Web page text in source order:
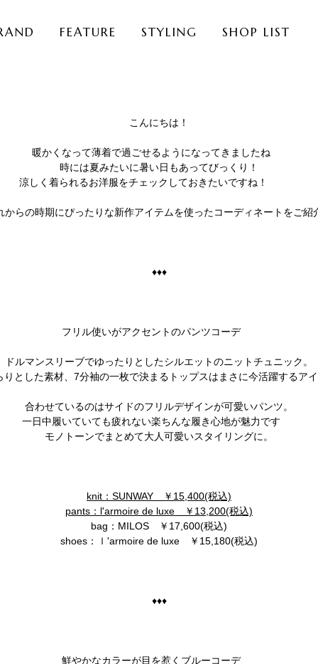
FEATURE STYLING SHOP LIST
こんにちは！
暖かくなって薄着で過ごせるようになってきましたね
時には夏みたいに暑い日もあってびっくり！
涼しく着られるお洋服をチェックしておきたいですね！
からの時期にぴったりな新作アイテムを使ったコーディネートをご紹
♦♦♦
フリル使いがアクセントのパンツコーデ
ドルマンスリーブでゆったりとしたシルエットのニットチュニック。
りとした素材、7分袖の一枚で決まるトップスはまさに今活躍するア
合わせているのはサイドのフリルデザインが可愛いパンツ。
一日中履いていても疲れない楽ちんな履き心地が魅力です
モノトーンでまとめて大人可愛いスタイリングに。
knit：SUNWAY ￥15,400(税込)
pants：l'armoire de luxe ￥13,200(税込)
bag：MILOS ￥17,600(税込)
shoes：ｌ'armoire de luxe ￥15,180(税込)
♦♦♦
鮮やかなカラーが目を惹くブルーコーデ